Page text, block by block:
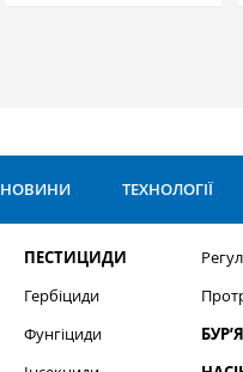
НОВИНИ ТЕХНОЛОГІЇ
ПЕСТИЦИДИ
Гербіциди
Фунгіциди